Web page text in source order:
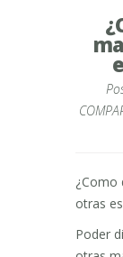
¿Como
otras
Poder